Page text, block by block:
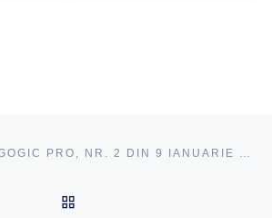
UNIVERS PEDAGOGIC PRO, NR. 2 DIN 9 IANUARIE 2024